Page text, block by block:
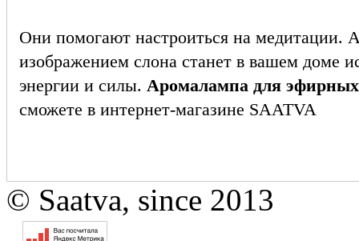
Они помогают настроиться на медитации.
изображением слона станет в вашем доме
энергии и силы. Аромалампа для
сможете в интернет-магазине SAATVA
© Saatva, since 2013